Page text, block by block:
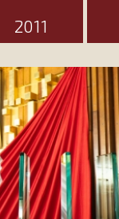
2011